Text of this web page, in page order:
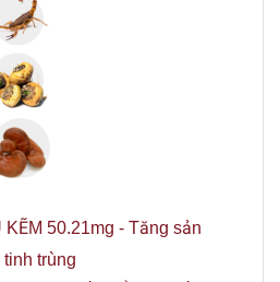
KẼM 50.21mg - Tăng sản
trùng